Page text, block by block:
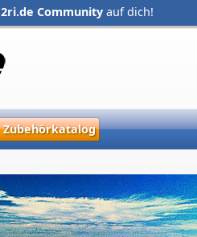
2ri.de Community auf dich!
Zubehörkatalog